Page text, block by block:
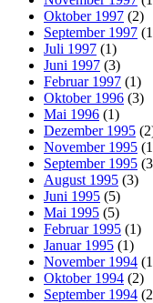
Oktober 1997 (2)
September 1997
Juli 1997 (1)
Juni 1997 (3)
Februar 1997 (1)
Oktober 1996 (3)
Mai 1996 (1)
Dezember 1995
November 1995
September 1995
August 1995 (3)
Juni 1995 (5)
Mai 1995 (5)
Februar 1995 (1)
Januar 1995 (1)
November 1994
Oktober 1994 (2)
September 1994